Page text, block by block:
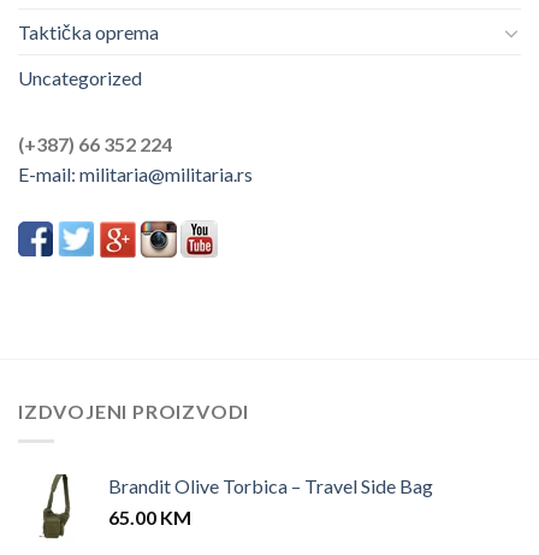
Taktička oprema
Uncategorized
(+387) 66 352 224
E-mail: militaria@militaria.rs
IZDVOJENI PROIZVODI
Brandit Olive Torbica – Travel Side Bag
65.00 KM